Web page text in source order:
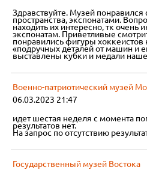
Здравствуйте. Музей понравился
пространства, экспонатами.
находить их интересно, тк очень
экспонатам. Приветливые
понравились фигуры хоккеистов
«подручных деталей от машин и
выставлены кубки и медали
Военно-патриотический музей
06.03.2023 21:47
идет шестая неделя с момента
результатов нет.
На запрос по отсутствию
Государственный музей Востока